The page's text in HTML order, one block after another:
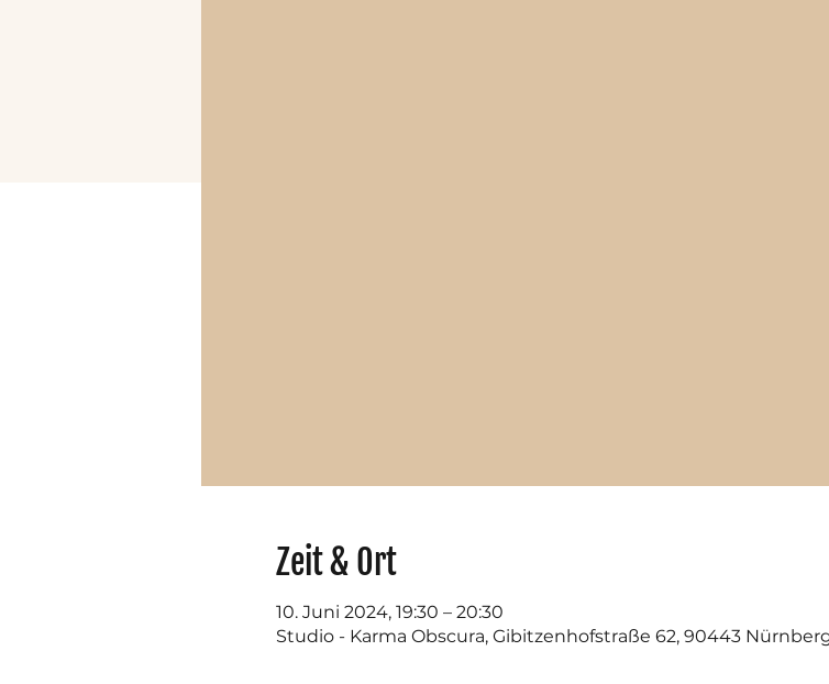
Zeit & Ort
10. Juni 2024, 19:30 – 20:30
Studio - Karma Obscura, Gibitzenhofstraße 62, 90443